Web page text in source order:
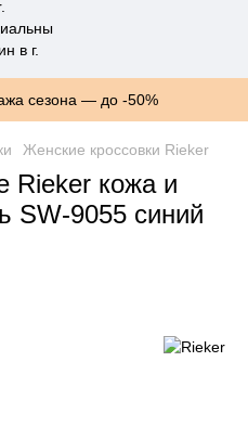
сезона — до -50%
Женские кроссовки Rieker
Rieker кожа и
SW-9055 синий